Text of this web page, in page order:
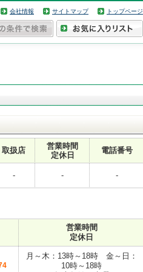
会社情報 サイトマップ トップページ
取扱店
営業時間
定休日
電話番号
- - -
営業時間
定休日
月～木：13時～18時 金～日：
10時～18時